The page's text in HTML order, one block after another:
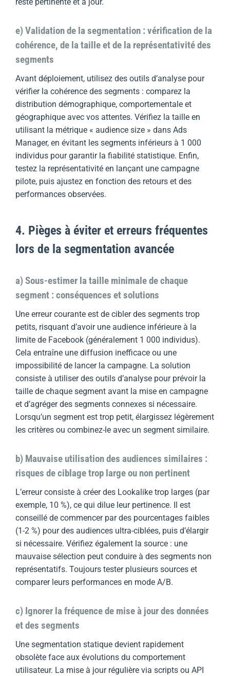
reste pertinente et à jour.
e) Validation de la segmentation : vérification de la
cohérence, de la taille et de la représentativité des
segments
Avant déploiement, utilisez des outils d’analyse pour
vérifier la cohérence des segments : comparez la
distribution démographique, comportementale et
géographique avec vos attentes. Vérifiez la taille en
utilisant la métrique « audience size » dans Ads
Manager, en évitant les segments inférieurs à 1 000
individus pour garantir la fiabilité statistique. Enfin,
testez la représentativité en lançant une campagne
pilote, puis ajustez en fonction des retours et des
performances observées.
4. Pièges à éviter et erreurs fréquentes
lors de la segmentation avancée
a) Sous-estimer la taille minimale de chaque
segment : conséquences et solutions
Une erreur courante est de cibler des segments trop
petits, risquant d’avoir une audience inférieure à la
limite de Facebook (généralement 1 000 individus).
Cela entraîne une diffusion inefficace ou une
impossibilité de lancer la campagne. La solution
consiste à utiliser des outils d’analyse pour prévoir la
taille de chaque segment avant la mise en campagne
et d’agréger des segments connexes si nécessaire.
Lorsqu’un segment est trop petit, élargissez légèrement
les critères ou combinez-le avec un segment similaire.
b) Mauvaise utilisation des audiences similaires :
risques de ciblage trop large ou non pertinent
L’erreur consiste à créer des Lookalike trop larges (par
exemple, 10 %), ce qui dilue leur pertinence. Il est
conseillé de commencer par des pourcentages faibles
(1-2 %) pour des audiences ultra-ciblées, puis d’élargir
si nécessaire. Vérifiez également la source : une
mauvaise sélection peut conduire à des segments non
représentatifs. Toujours tester plusieurs sources et
comparer leurs performances en mode A/B.
c) Ignorer la fréquence de mise à jour des données
et des segments
Une segmentation statique devient rapidement
obsolète face aux évolutions du comportement
utilisateur. La mise à jour régulière via scripts ou API